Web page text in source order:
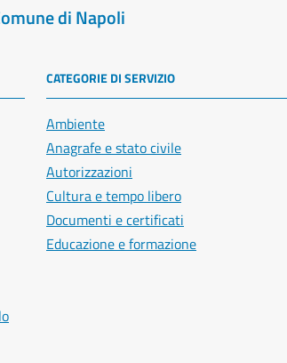
di Napoli
CATEGORIE DI SERVIZIO
Ambiente
Anagrafe e stato civile
Autorizzazioni
Cultura e tempo libero
Documenti e certificati
Educazione e formazione